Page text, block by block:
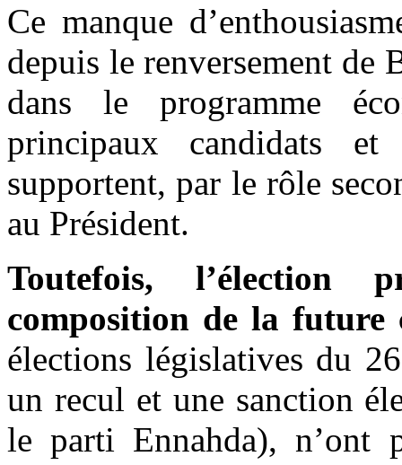
Ce manque
depuis le renversement de
dans le programme
principaux candidats
supportent, par le rôle
au Président.
Toutefois, l’élection
composition de la future
élections législatives du
un recul et une sanction
le parti Ennahda), n’ont